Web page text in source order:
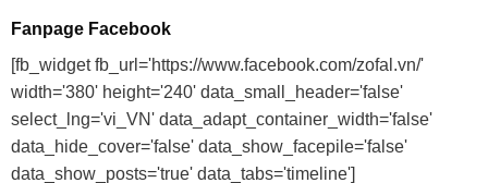
Fanpage Facebook
[fb_widget fb_url='https://www.facebook.com/zofal.vn/'
width='380' height='240' data_small_header='false'
select_lng='vi_VN' data_adapt_container_width='false'
data_hide_cover='false' data_show_facepile='false'
data_show_posts='true' data_tabs='timeline']